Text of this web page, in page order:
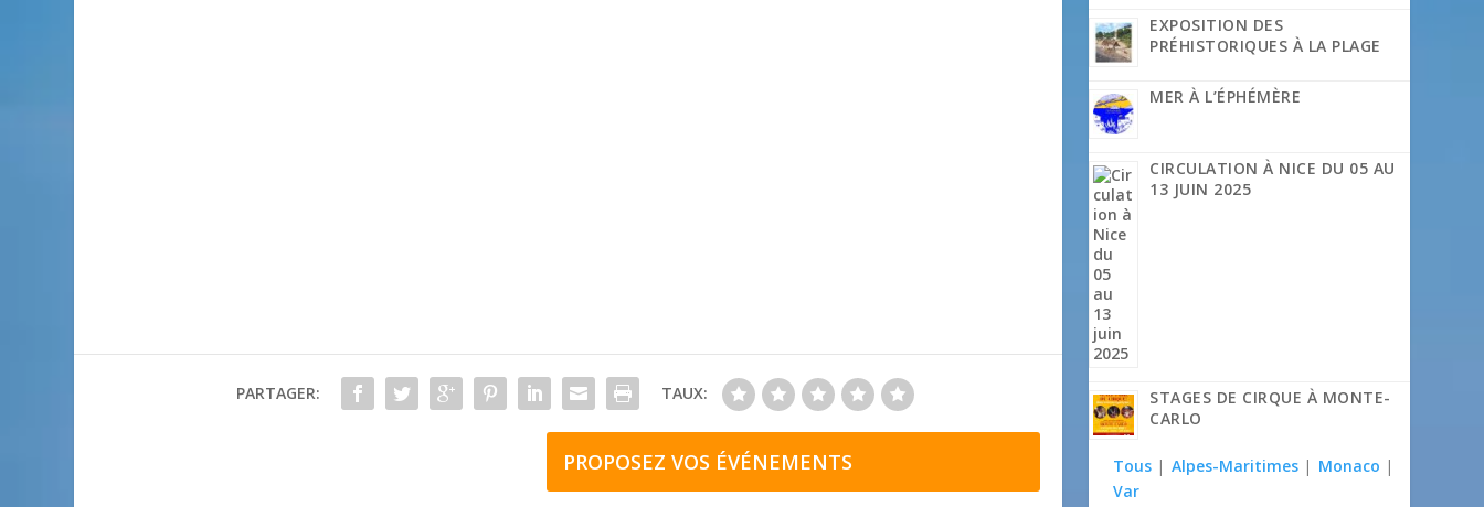
PARTAGER: TAUX:
PROPOSEZ VOS ÉVÉNEMENTS
EXPOSITION DES
PRÉHISTORIQUES À LA PLAGE
MER À L’ÉPHÉMÈRE
CIRCULATION À NICE DU 05 AU
13 JUIN 2025
STAGES DE CIRQUE À MONTE-
CARLO
Tous | Alpes-Maritimes | Monaco |
Var